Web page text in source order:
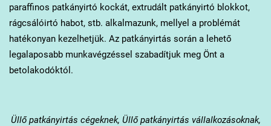
paraffinos patkányirtó kockát, extrudált patkányirtó blokkot,
rágcsálóirtó habot, stb. alkalmazunk, mellyel a problémát
hatékonyan kezelhetjük. Az patkányirtás során a lehető
legalaposabb munkavégzéssel szabadítjuk meg Önt a
betolakodóktól.
Üllőpatkányirtás cégeknek, Üllő patkányirtás vállalkozásoknak,